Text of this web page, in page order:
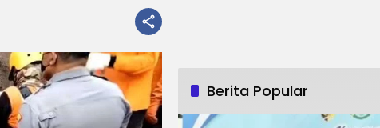
Berita Popular